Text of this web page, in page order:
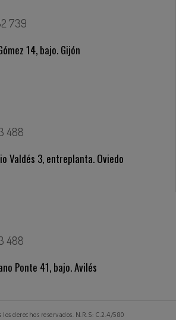
739
14, bajo. Gijón
488
Valdés 3, entreplanta. Oviedo
488
Ponte 41, bajo. Avilés
derechos reservados. N.R.S: C.2.4/580